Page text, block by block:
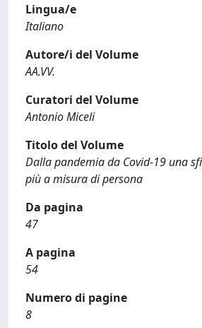
Lingua/e
Italiano
Autore/i del Volume
AA.VV.
Curatori del Volume
Antonio Miceli
Titolo del Volume
Dalla pandemia da Covid-19 una
più a misura di persona
Da pagina
47
A pagina
54
Numero di pagine
8